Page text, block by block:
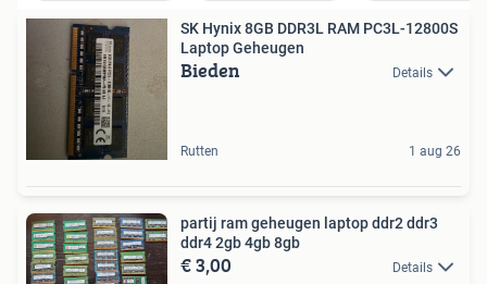
SK Hynix 8GB DDR3L RAM PC3L-12800S
Laptop Geheugen
Bieden Details
Rutten 1 aug 26
partij ram geheugen laptop ddr2 ddr3
ddr4 2gb 4gb 8gb
€ 3,00 Details